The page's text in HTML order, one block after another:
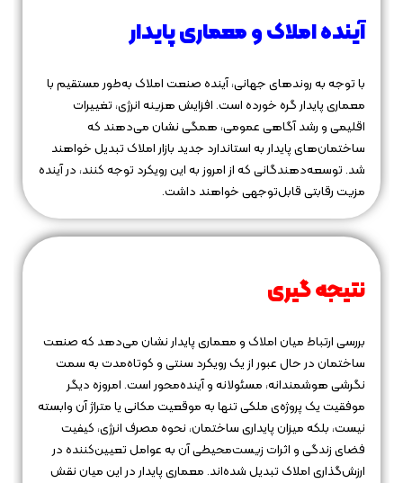
آینده املاک و معماری پایدار
با توجه به روندهای جهانی، آینده صنعت املاک به‌طور مستقیم با
معماری پایدار گره خورده است. افزایش هزینه انرژی، تغییرات
اقلیمی و رشد آگاهی عمومی، همگی نشان می‌دهند که
ساختمان‌های پایدار به استاندارد جدید بازار املاک تبدیل خواهند
شد. توسعه‌دهندگانی که از امروز به این رویکرد توجه کنند، در آینده
مزیت رقابتی قابل‌توجهی خواهند داشت.
نتیجه‌ گیری
بررسی ارتباط میان املاک و معماری پایدار نشان می‌دهد که صنعت
ساختمان در حال عبور از یک رویکرد سنتی و کوتاه‌مدت به سمت
نگرشی هوشمندانه، مسئولانه و آینده‌محور است. امروزه دیگر
موفقیت یک پروژه‌ی ملکی تنها به موقعیت مکانی یا متراژ آن وابسته
نیست، بلکه میزان پایداری ساختمان، نحوه مصرف انرژی، کیفیت
فضای زندگی و اثرات زیست‌محیطی آن به عوامل تعیین‌کننده در
ارزش‌گذاری املاک تبدیل شده‌اند. معماری پایدار در این میان نقش